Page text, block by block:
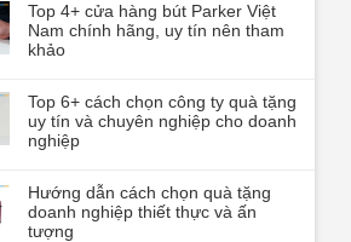
Top 4+ cửa hàng bút Parker Việt
Nam chính hãng, uy tín nên tham
khảo
Top 6+ cách chọn công ty quà tặng
uy tín và chuyên nghiệp cho doanh
nghiệp
Hướng dẫn cách chọn quà tặng
doanh nghiệp thiết thực và ấn
tượng